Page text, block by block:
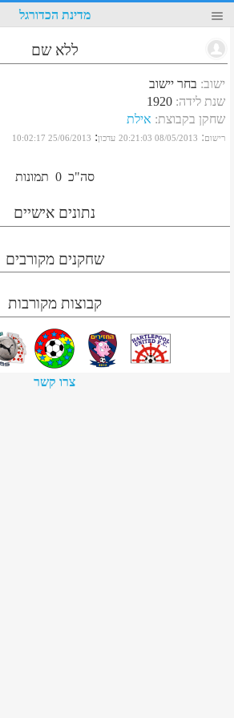
מדינת הכדורגל
ללא שם
ישוב: בחר יישוב
שנת לידה:
1920
שחקן בקבוצת: אילת
רישום:
08/05/2013 20:21:03 עדכון:
25/06/2013 10:02:17
סה"כ 0 תמונות
נתונים אישיים
שחקנים מקורבים
קבוצות מקורבות
צרו קשר